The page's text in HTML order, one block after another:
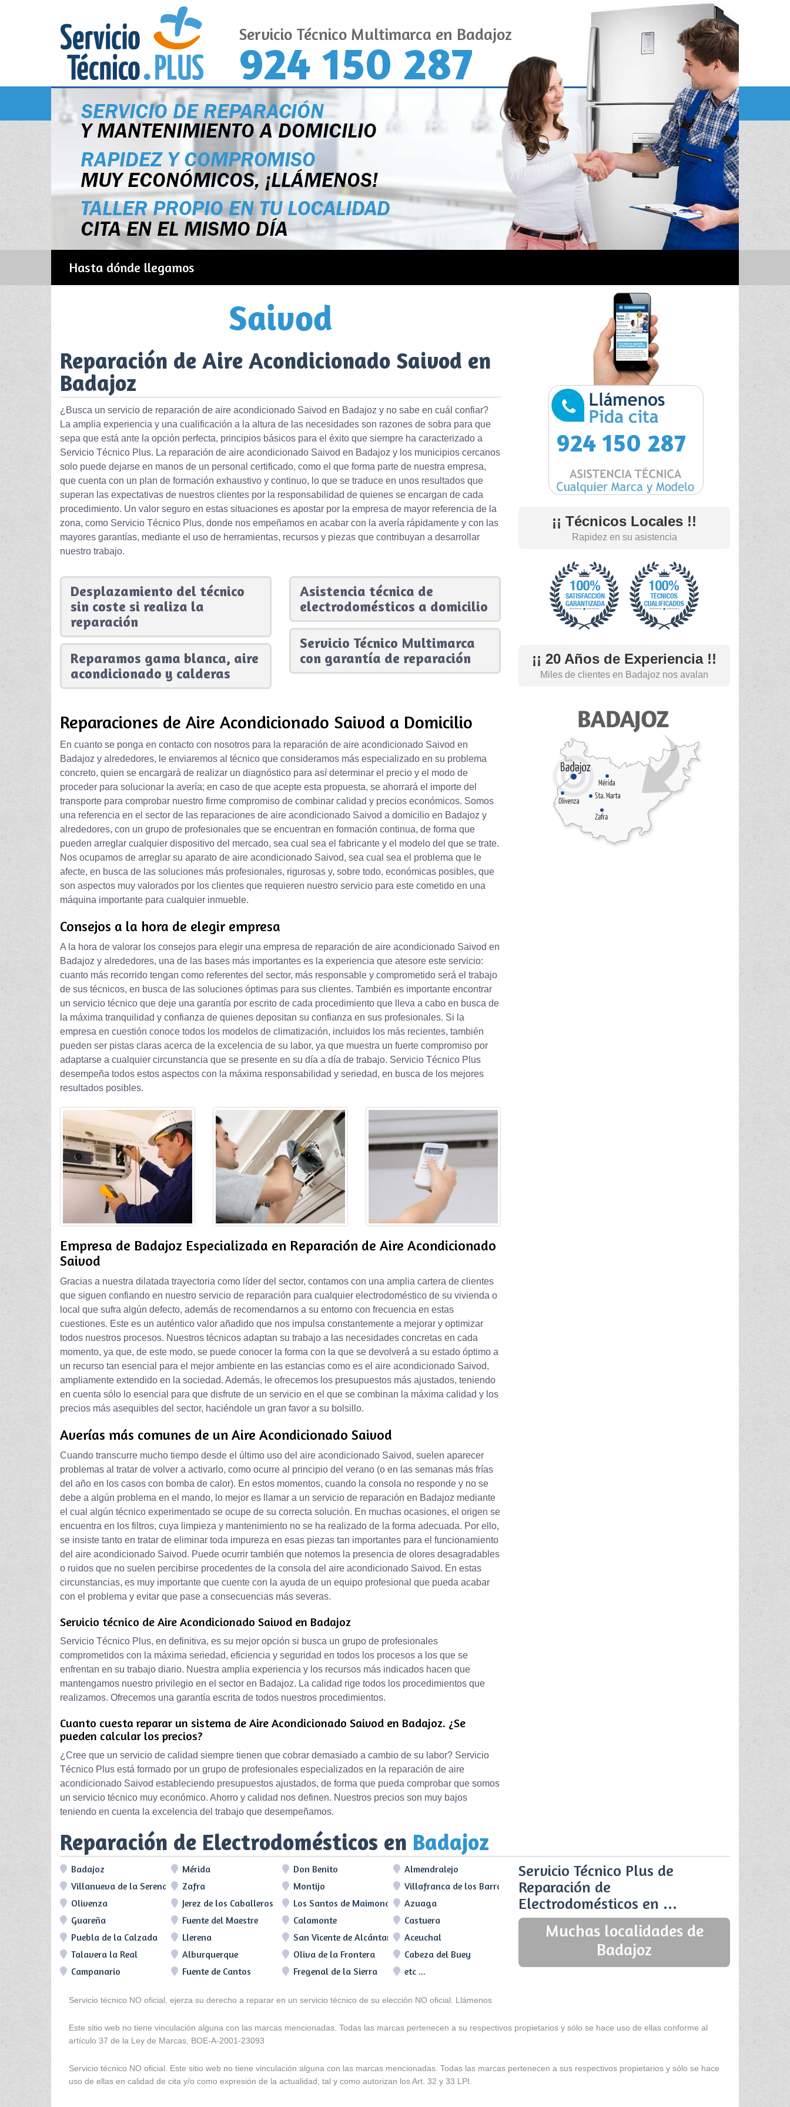
Servicio Técnico Multimarca en Badajoz
924 150 287
Hasta dónde llegamos
Reparación de Aire Acondicionado Saivod en
Badajoz
¿Busca un servicio de reparación de aire acondicionado Saivod en Badajoz y no sabe en cuál confiar?
La amplia experiencia y una cualificación a la altura de las necesidades son razones de sobra para que
sepa que está ante la opción perfecta, principios básicos para el éxito que siempre ha caracterizado a
Servicio Técnico Plus. La reparación de aire acondicionado Saivod en Badajoz y los municipios cercanos
solo puede dejarse en manos de un personal certificado, como el que forma parte de nuestra empresa,
que cuenta con un plan de formación exhaustivo y continuo, lo que se traduce en unos resultados que
superan las expectativas de nuestros clientes por la responsabilidad de quienes se encargan de cada
procedimiento. Un valor seguro en estas situaciones es apostar por la empresa de mayor referencia de la
zona, como Servicio Técnico Plus, donde nos empeñamos en acabar con la avería rápidamente y con las
mayores garantías, mediante el uso de herramientas, recursos y piezas que contribuyan a desarrollar
nuestro trabajo.
Desplazamiento del técnico
sin coste si realiza la
reparación
Reparamos gama blanca, aire
acondicionado y calderas
Asistencia técnica de
electrodomésticos a domicilio
Servicio Técnico Multimarca
con garantía de reparación
Reparaciones de Aire Acondicionado Saivod a Domicilio
En cuanto se ponga en contacto con nosotros para la reparación de aire acondicionado Saivod en
Badajoz y alrededores, le enviaremos al técnico que consideramos más especializado en su problema
concreto, quien se encargará de realizar un diagnóstico para así determinar el precio y el modo de
proceder para solucionar la avería; en caso de que acepte esta propuesta, se ahorrará el importe del
transporte para comprobar nuestro firme compromiso de combinar calidad y precios económicos. Somos
una referencia en el sector de las reparaciones de aire acondicionado Saivod a domicilio en Badajoz y
alrededores, con un grupo de profesionales que se encuentran en formación continua, de forma que
pueden arreglar cualquier dispositivo del mercado, sea cual sea el fabricante y el modelo del que se trate.
Nos ocupamos de arreglar su aparato de aire acondicionado Saivod, sea cual sea el problema que le
afecte, en busca de las soluciones más profesionales, rigurosas y, sobre todo, económicas posibles, que
son aspectos muy valorados por los clientes que requieren nuestro servicio para este cometido en una
máquina importante para cualquier inmueble.
Consejos a la hora de elegir empresa
A la hora de valorar los consejos para elegir una empresa de reparación de aire acondicionado Saivod en
Badajoz y alrededores, una de las bases más importantes es la experiencia que atesore este servicio:
cuanto más recorrido tengan como referentes del sector, más responsable y comprometido será el trabajo
de sus técnicos, en busca de las soluciones óptimas para sus clientes. También es importante encontrar
un servicio técnico que deje una garantía por escrito de cada procedimiento que lleva a cabo en busca de
la máxima tranquilidad y confianza de quienes depositan su confianza en sus profesionales. Si la
empresa en cuestión conoce todos los modelos de climatización, incluidos los más recientes, también
pueden ser pistas claras acerca de la excelencia de su labor, ya que muestra un fuerte compromiso por
adaptarse a cualquier circunstancia que se presente en su día a día de trabajo. Servicio Técnico Plus
desempeña todos estos aspectos con la máxima responsabilidad y seriedad, en busca de los mejores
resultados posibles.
Empresa de Badajoz Especializada en Reparación de Aire Acondicionado
Saivod
Gracias a nuestra dilatada trayectoria como líder del sector, contamos con una amplia cartera de clientes
que siguen confiando en nuestro servicio de reparación para cualquier electrodoméstico de su vivienda o
local que sufra algún defecto, además de recomendarnos a su entorno con frecuencia en estas
cuestiones. Este es un auténtico valor añadido que nos impulsa constantemente a mejorar y optimizar
todos nuestros procesos. Nuestros técnicos adaptan su trabajo a las necesidades concretas en cada
momento, ya que, de este modo, se puede conocer la forma con la que se devolverá a su estado óptimo a
un recurso tan esencial para el mejor ambiente en las estancias como es el aire acondicionado Saivod,
ampliamente extendido en la sociedad. Además, le ofrecemos los presupuestos más ajustados, teniendo
en cuenta sólo lo esencial para que disfrute de un servicio en el que se combinan la máxima calidad y los
precios más asequibles del sector, haciéndole un gran favor a su bolsillo.
Averías más comunes de un Aire Acondicionado Saivod
Cuando transcurre mucho tiempo desde el último uso del aire acondicionado Saivod, suelen aparecer
problemas al tratar de volver a activarlo, como ocurre al principio del verano (o en las semanas más frías
del año en los casos con bomba de calor). En estos momentos, cuando la consola no responde y no se
debe a algún problema en el mando, lo mejor es llamar a un servicio de reparación en Badajoz mediante
el cual algún técnico experimentado se ocupe de su correcta solución. En muchas ocasiones, el origen se
encuentra en los filtros, cuya limpieza y mantenimiento no se ha realizado de la forma adecuada. Por ello,
se insiste tanto en tratar de eliminar toda impureza en esas piezas tan importantes para el funcionamiento
del aire acondicionado Saivod. Puede ocurrir también que notemos la presencia de olores desagradables
o ruidos que no suelen percibirse procedentes de la consola del aire acondicionado Saivod. En estas
circunstancias, es muy importante que cuente con la ayuda de un equipo profesional que pueda acabar
con el problema y evitar que pase a consecuencias más severas.
Servicio técnico de Aire Acondicionado Saivod en Badajoz
Servicio Técnico Plus, en definitiva, es su mejor opción si busca un grupo de profesionales
comprometidos con la máxima seriedad, eficiencia y seguridad en todos los procesos a los que se
enfrentan en su trabajo diario. Nuestra amplia experiencia y los recursos más indicados hacen que
mantengamos nuestro privilegio en el sector en Badajoz. La calidad rige todos los procedimientos que
realizamos. Ofrecemos una garantía escrita de todos nuestros procedimientos.
Cuanto cuesta reparar un sistema de Aire Acondicionado Saivod en Badajoz. ¿Se
pueden calcular los precios?
¿Cree que un servicio de calidad siempre tienen que cobrar demasiado a cambio de su labor? Servicio
Técnico Plus está formado por un grupo de profesionales especializados en la reparación de aire
acondicionado Saivod estableciendo presupuestos ajustados, de forma que pueda comprobar que somos
un servicio técnico muy económico. Ahorro y calidad nos definen. Nuestros precios son muy bajos
teniendo en cuenta la excelencia del trabajo que desempeñamos.
924 150 287
¡¡ Técnicos Locales !!
Rapidez en su asistencia
¡¡ 20 Años de Experiencia !!
Miles de clientes en Badajoz nos avalan
Reparación de Electrodomésticos en Badajoz
Badajoz Mérida Don Benito
Almendralejo
Villanueva de la Serena
Zafra Montijo
Villafranca de los Barros
Olivenza
Jerez de los Caballeros Los Santos de Maimona
Azuaga
Guareña
Fuente del Maestre Calamonte
Castuera
Puebla de la Calzada
Llerena San Vicente de Alcántara
Aceuchal
Talavera la Real
Alburquerque Oliva de la Frontera
Cabeza del Buey
Campanario
Fuente de Cantos Fregenal de la Sierra etc ...
Servicio Técnico Plus de
Reparación de
Electrodomésticos en ...
Muchas localidades de
Badajoz
Servicio técnico NO oficial, ejerza su derecho a reparar en un servicio técnico de su elección NO oficial. Llámenos
Este sitio web no tiene vinculación alguna con las marcas mencionadas. Todas las marcas pertenecen a su respectivos propietarios y sólo se hace uso de ellas conforme al
artículo 37 de la Ley de Marcas, BOE-A-2001-23093
Servicio técnico NO oficial. Este sitio web no tiene vinculación alguna con las marcas mencionadas. Todas las marcas pertenecen a sus respectivos propietarios y sólo se hace
uso de ellas en calidad de cita y/o como expresión de la actualidad, tal y como autorizan los Art. 32 y 33 LPI.